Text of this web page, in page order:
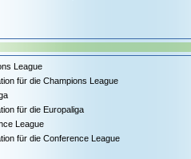
League
für die Champions League
für die Europaliga
League
für die Conference League